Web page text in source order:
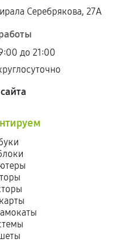
Серебрякова, 27А
до 21:00